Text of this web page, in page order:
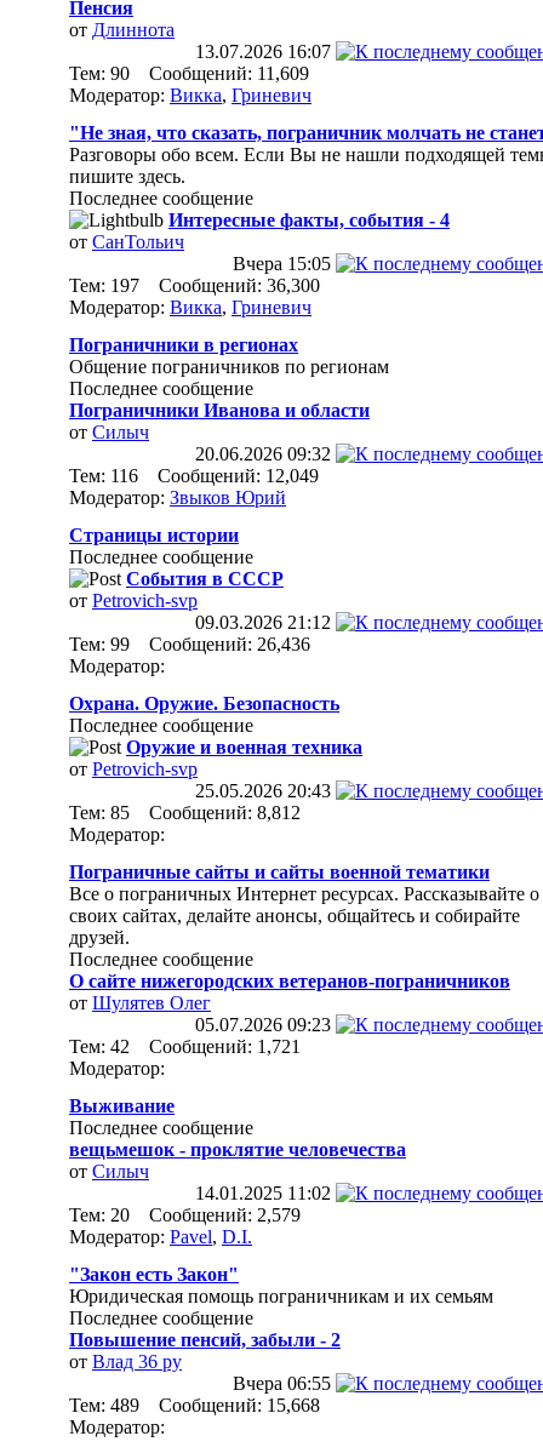
Пенсия
от Длиннота
13.07.2026 16:07
Тем: 90 Сообщений: 11,609
Модератор: Викка, Гриневич
"Не зная, что сказать, пограничник молчать не
Разговоры обо всем. Если Вы не нашли подходящей
пишите здесь.
Последнее сообщение
Интересные факты, события - 4
от СанТольич
Вчера 15:05
Тем: 197 Сообщений: 36,300
Модератор: Викка, Гриневич
Пограничники в регионах
Общение пограничников по регионам
Последнее сообщение
Пограничники Иванова и области
от Силыч
20.06.2026 09:32
Тем: 116 Сообщений: 12,049
Модератор: Звыков Юрий
Страницы истории
Последнее сообщение
События в СССР
от Petrovich-svp
09.03.2026 21:12
Тем: 99 Сообщений: 26,436
Модератор:
Охрана. Оружие. Безопасность
Последнее сообщение
Оружие и военная техника
от Petrovich-svp
25.05.2026 20:43
Тем: 85 Сообщений: 8,812
Модератор:
Пограничные сайты и сайты военной тематики
Все о пограничных Интернет ресурсах. Рассказывайте о
своих сайтах, делайте анонсы, общайтесь и собирайте
друзей.
Последнее сообщение
О сайте нижегородских ветеранов-пограничников
от Шулятев Олег
05.07.2026 09:23
Тем: 42 Сообщений: 1,721
Модератор:
Выживание
Последнее сообщение
вещьмешок - проклятие человечества
от Силыч
14.01.2025 11:02
Тем: 20 Сообщений: 2,579
Модератор: Pavel, D.I.
"Закон есть Закон"
Юридическая помощь пограничникам и их семьям
Последнее сообщение
Повышение пенсий, забыли - 2
от Влад 36 ру
Вчера 06:55
Тем: 489 Сообщений: 15,668
Модератор: